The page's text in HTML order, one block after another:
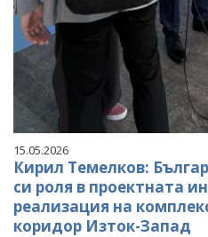
15.05.2026
Кирил Темелков:
си роля в проектната
реализация на
коридор Изток-Запад